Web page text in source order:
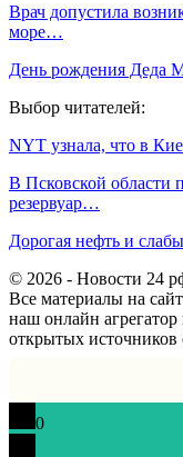
Врач допустила
море…
День рождения Деда
Выбор читателей:
NYT узнала, что в
В Псковской области
резервуар…
Дорогая нефть и
© 2026 - Новости 24
Все материалы на
наш онлайн
открытых источников
0